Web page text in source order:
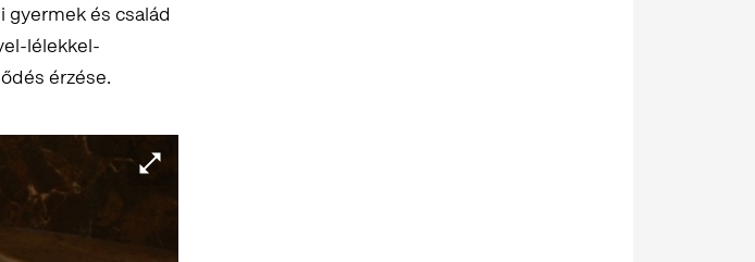
gyermek és család
lélekkel-
érzése.